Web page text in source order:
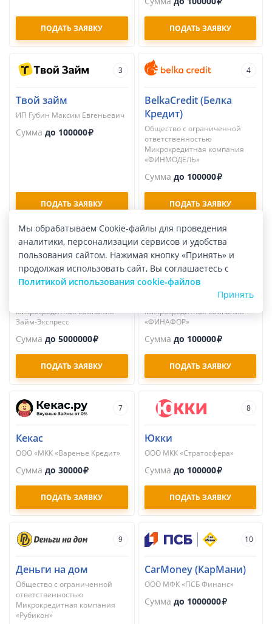
ПОДАТЬ ЗАЯВКУ ПОДАТЬ ЗАЯВКУ
3
Твой займ
ИП Губин Максим Евгеньевич
Сумма до 100000
ПОДАТЬ ЗАЯВКУ
4
BelkaCredit (Белка
Кредит)
Общество с ограниченной
ответственностью
Микрокредитная компания
«ФИНМОДЕЛЬ»
Сумма до 100000
ПОДАТЬ ЗАЯВКУ
5
Займ-Экспресс
микрокредитная компания
Займ-Экспресс
Сумма до 5000000
ПОДАТЬ ЗАЯВКУ
Надо Денег
Общество с ограниченной
Микрокредитная компания
«ФИНАФОР»
Сумма до 100000
ПОДАТЬ ЗАЯВКУ
7
Кекас
ООО «МКК «Варенье Кредит»
Сумма до 30000
ПОДАТЬ ЗАЯВКУ
8
Юкки
ООО МКК «Стратосфера»
Сумма до 100000
ПОДАТЬ ЗАЯВКУ
9
Деньги на дом
Общество с ограниченной
ответственностью
Микрокредитная компания
«Рубикон»
10
CarMoney (КарМани)
ООО МФК «ПСБ Финанс»
Сумма до 1000000
Мы обрабатываем Cookie-файлы для проведения
аналитики, персонализации сервисов и удобства
пользования сайтом. Нажимая кнопку «Принять» и
продолжая использовать сайт, Вы соглашаетесь с
Политикой использования cookie-файлов
Принять